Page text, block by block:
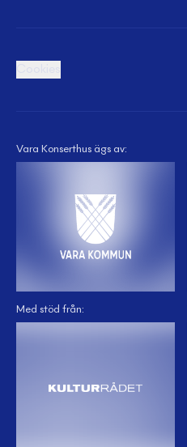
Vara Konserthus ägs av:
Med stöd från: